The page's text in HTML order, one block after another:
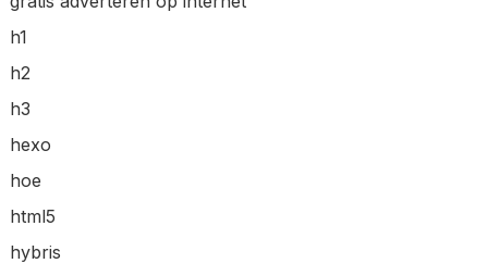
h1
h2
h3
hexo
hoe
html5
hybris